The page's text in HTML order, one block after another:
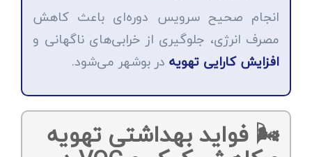
انجام صحیح سرویس دوره‌ای باعث کاهش
مصرف انرژی، جلوگیری از خرابی‌های ناگهانی و
افزایش کارایی تهویه در بوشهر می‌شود.
🌬️ فواید بهداشتی تهویه